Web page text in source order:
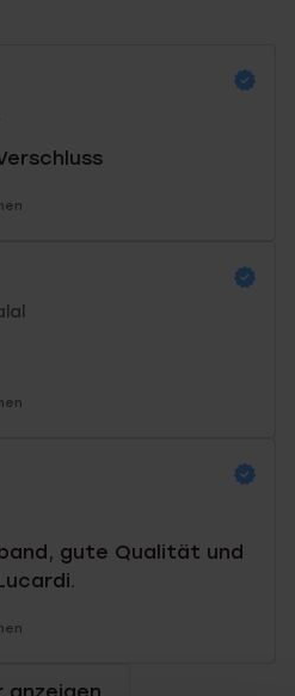
gute Qualität und